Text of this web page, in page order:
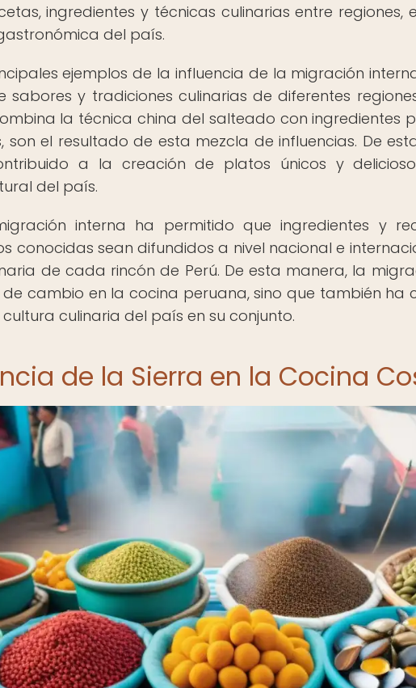
ingredientes y técnicas culinarias entre regiones,
del país.
ejemplos de la influencia de la migración
sabores y tradiciones culinarias de diferentes
la técnica china del salteado con ingredientes
son el resultado de esta mezcla de influencias. De
a la creación de platos únicos y
del país.
interna ha permitido que ingredientes y
conocidas sean difundidos a nivel nacional e
de cada rincón de Perú. De esta manera, la
cambio en la cocina peruana, sino que también ha
culinaria del país en su conjunto.
de la Sierra en la Cocina